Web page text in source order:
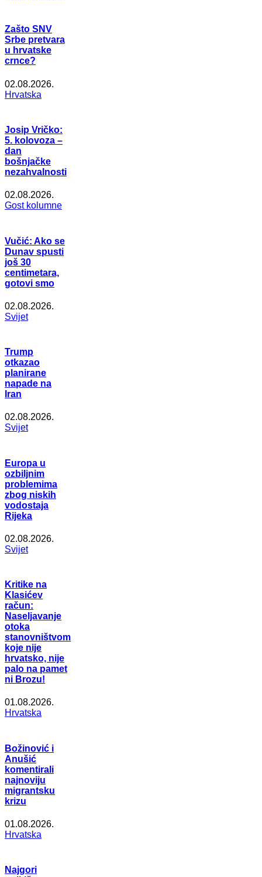
Zašto SNV
Srbe pretvara
u hrvatske
crnce?
02.08.2026.
Hrvatska
Josip Vričko:
5. kolovoza –
dan
bošnjačke
nezahvalnosti
02.08.2026.
Gost kolumne
Vučić: Ako se
Dunav spusti
još 30
centimetara,
gotovi smo
02.08.2026.
Svijet
Trump
otkazao
planirane
napade na
Iran
02.08.2026.
Svijet
Europa u
ozbiljnim
problemima
zbog niskih
vodostaja
Rijeka
02.08.2026.
Svijet
Kritike na
Klasićev
račun:
Naseljavanje
otoka
stanovništvom
koje nije
hrvatsko, nije
palo na pamet
ni Brozu!
01.08.2026.
Hrvatska
Božinović i
Anušić
komentirali
najnoviju
migrantsku
krizu
01.08.2026.
Hrvatska
Najgori